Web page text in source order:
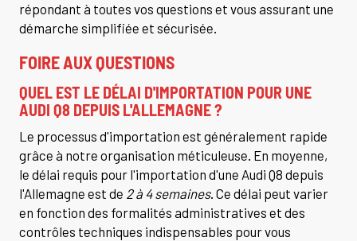
répondant à toutes vos questions et vous assurant une
démarche simplifiée et sécurisée.
FOIRE AUX QUESTIONS
QUEL EST LE DÉLAI D'IMPORTATION POUR UNE
AUDI Q8 DEPUIS L'ALLEMAGNE ?
Le processus d'importation est généralement rapide
grâce à notre organisation méticuleuse. En moyenne,
le délai requis pour l'importation d'une Audi Q8 depuis
l'Allemagne est de 2 à 4 semaines. Ce délai peut varier
en fonction des formalités administratives et des
contrôles techniques indispensables pour vous